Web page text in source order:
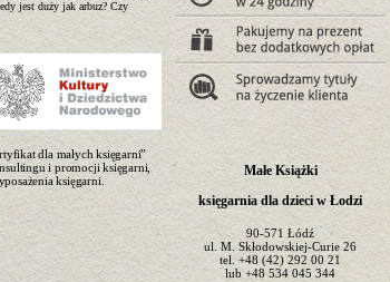
jest duży jak arbuz? Czy
dla małych księgarni”
i promocji księgarni,
księgarni.
Małe Książki
księgarnia dla dzieci w Łodzi
90-571 Łódź
ul. M. Skłodowskiej-Curie 26
tel.+48 (42) 292 00 21
lub +48 534 045 344